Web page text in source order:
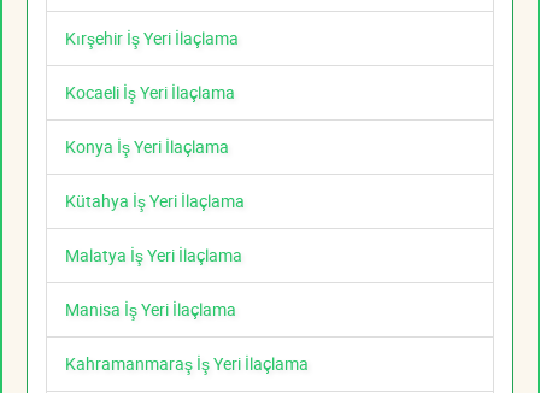
Kırşehir İş Yeri İlaçlama
Kocaeli İş Yeri İlaçlama
Konya İş Yeri İlaçlama
Kütahya İş Yeri İlaçlama
Malatya İş Yeri İlaçlama
Manisa İş Yeri İlaçlama
Kahramanmaraş İş Yeri İlaçlama